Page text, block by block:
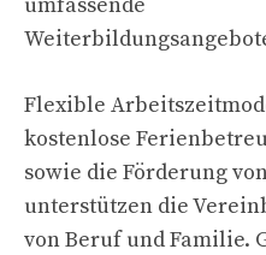
Flexible
kostenlose
sowie die Förderung
unterstützen die
von Beruf und Familie.